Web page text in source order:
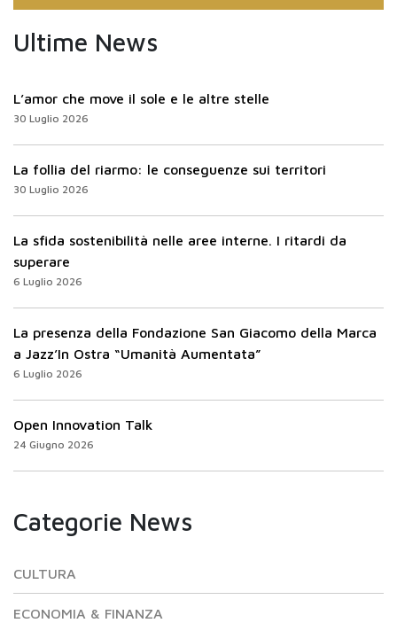
Ultime News
L’amor che move il sole e le altre stelle
30 Luglio 2026
La follia del riarmo: le conseguenze sui territori
30 Luglio 2026
La sfida sostenibilità nelle aree interne. I ritardi da
superare
6 Luglio 2026
La presenza della Fondazione San Giacomo della Marca
a Jazz’In Ostra “Umanità Aumentata”
6 Luglio 2026
Open Innovation Talk
24 Giugno 2026
Categorie News
CULTURA
ECONOMIA & FINANZA